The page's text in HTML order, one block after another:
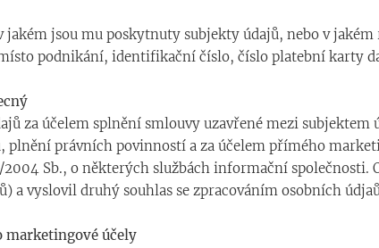
jakém jsou mu poskytnuty subjekty údajů, nebo v
podnikání, identifikační číslo, číslo platební karty
za účelem splnění smlouvy uzavřené mezi
právních povinností a za účelem přímého
Sb., o některých službách informační společnosti.
a vyslovil druhý souhlas se zpracováním osobních
marketingové účely